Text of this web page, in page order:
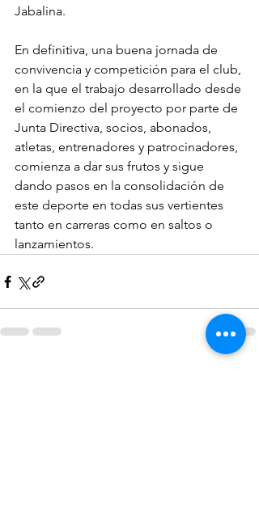
Jabalina.
En definitiva, una buena jornada de
convivencia y competición para el club,
en la que el trabajo desarrollado desde
el comienzo del proyecto por parte de
Junta Directiva, socios, abonados,
atletas, entrenadores y patrocinadores,
comienza a dar sus frutos y sigue
dando pasos en la consolidación de
este deporte en todas sus vertientes
tanto en carreras como en saltos o
lanzamientos.